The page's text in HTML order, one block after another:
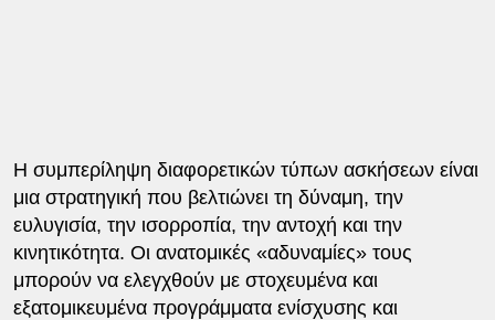
Η συμπερίληψη διαφορετικών τύπων ασκήσεων είναι
μια στρατηγική που βελτιώνει τη δύναμη, την
ευλυγισία, την ισορροπία, την αντοχή και την
κινητικότητα. Οι ανατομικές «αδυναμίες» τους
μπορούν να ελεγχθούν με στοχευμένα και
εξατομικευμένα προγράμματα ενίσχυσης και